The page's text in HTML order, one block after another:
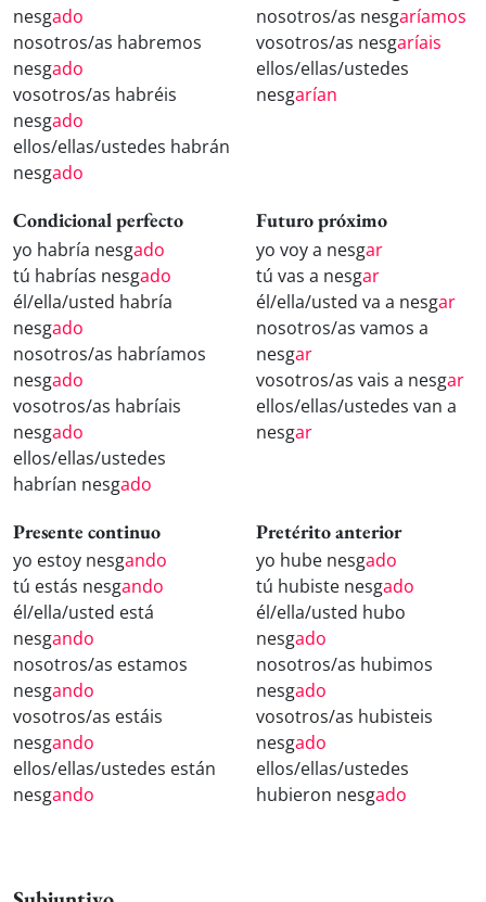
nesgado
nosotros/as habremos
nesgado
vosotros/as habréis
nesgado
ellos/ellas/ustedes habrán
nesgado
nosotros/as nesgaríamos
vosotros/as nesgaríais
ellos/ellas/ustedes
nesgarían
Condicional perfecto
yo habría nesgado
tú habrías nesgado
él/ella/usted habría
nesgado
nosotros/as habríamos
nesgado
vosotros/as habríais
nesgado
ellos/ellas/ustedes
habrían nesgado
Futuro próximo
yo voy a nesgar
tú vas a nesgar
él/ella/usted va a nesgar
nosotros/as vamos a
nesgar
vosotros/as vais a nesgar
ellos/ellas/ustedes van a
nesgar
Presente continuo
yo estoy nesgando
tú estás nesgando
él/ella/usted está
nesgando
nosotros/as estamos
nesgando
vosotros/as estáis
nesgando
ellos/ellas/ustedes están
nesgando
Pretérito anterior
yo hube nesgado
tú hubiste nesgado
él/ella/usted hubo
nesgado
nosotros/as hubimos
nesgado
vosotros/as hubisteis
nesgado
ellos/ellas/ustedes
hubieron nesgado